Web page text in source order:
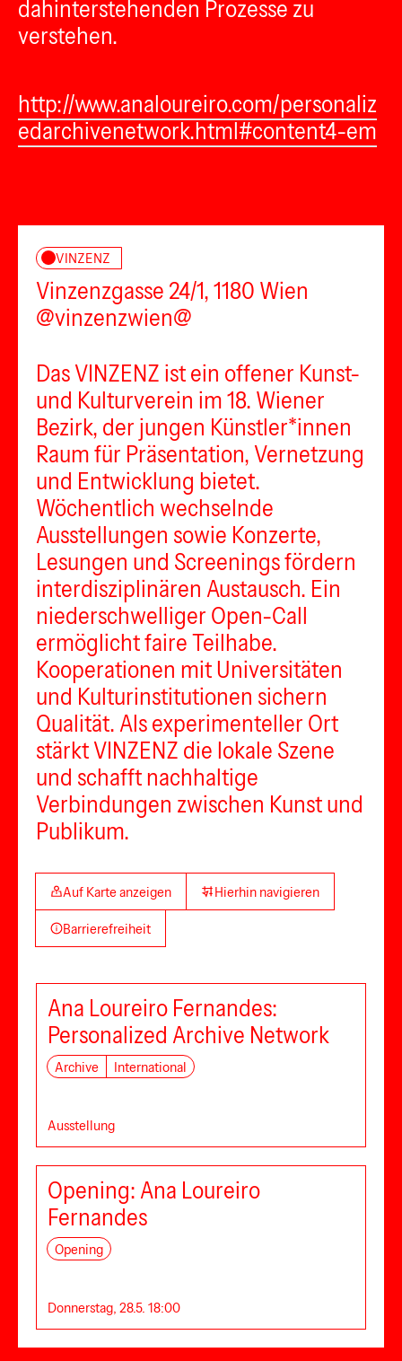
dahinterstehenden Prozesse zu
verstehen.
http://www.analoureiro.com/personaliz
edarchivenetwork.html#content4-em
VINZENZ
Vinzenzgasse 24/1, 1180 Wien
@vinzenzwien@
Das VINZENZ ist ein offener Kunst-
und Kulturverein im 18. Wiener
Bezirk, der jungen Künstler*innen
Raum für Präsentation, Vernetzung
und Entwicklung bietet.
Wöchentlich wechselnde
Ausstellungen sowie Konzerte,
Lesungen und Screenings fördern
interdisziplinären Austausch. Ein
niederschwelliger Open-Call
ermöglicht faire Teilhabe.
Kooperationen mit Universitäten
und Kulturinstitutionen sichern
Qualität. Als experimenteller Ort
stärkt VINZENZ die lokale Szene
und schafft nachhaltige
Verbindungen zwischen Kunst und
Publikum.
Auf Karte anzeigen Hierhin navigieren
Barrierefreiheit
Ana Loureiro Fernandes:
Personalized Archive Network
Archive International
Ausstellung
Opening: Ana Loureiro
Fernandes
Opening
Donnerstag, 28.5. 18:00